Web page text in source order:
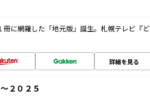
に網羅した「地元版」誕生。札幌テレビ『ど
詳細を見る
２０２５